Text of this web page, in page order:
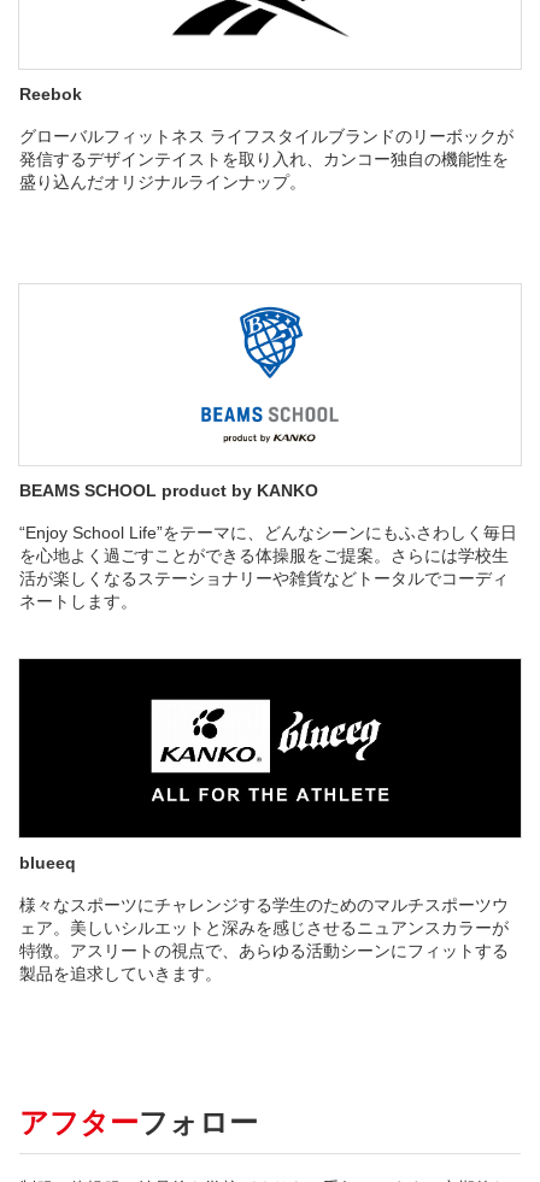
Reebok
グローバルフィットネス ライフスタイルブランドのリーボックが
発信するデザインテイストを取り入れ、カンコー独自の機能性を
盛り込んだオリジナルラインナップ。
BEAMS SCHOOL product by KANKO
“Enjoy School Life”をテーマに、どんなシーンにもふさわしく毎日
を心地よく過ごすことができる体操服をご提案。さらには学校生
活が楽しくなるステーショナリーや雑貨などトータルでコーディ
ネートします。
blueeq
様々なスポーツにチャレンジする学生のためのマルチスポーツウ
ェア。美しいシルエットと深みを感じさせるニュアンスカラーが
特徴。アスリートの視点で、あらゆる活動シーンにフィットする
製品を追求していきます。
アフターフォロー